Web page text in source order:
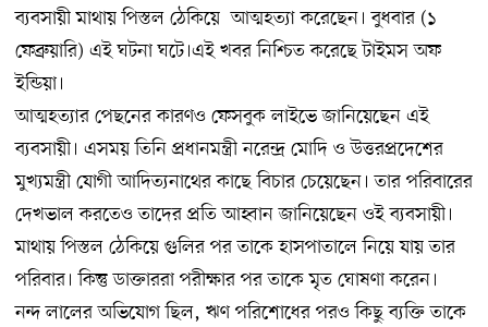
ব্যবসায়ী মাথায় পিস্তল ঠেকিয়ে আত্মহত্যা করেছেন। বুধবার (১
ফেব্রুয়ারি) এই ঘটনা ঘটে।এই খবর নিশ্চিত করেছে টাইমস অফ
ইন্ডিয়া।
আত্মহত্যার পেছনের কারণও ফেসবুক লাইভে জানিয়েছেন এই
ব্যবসায়ী। এসময় তিনি প্রধানমন্ত্রী নরেন্দ্র মোদি ও উত্তরপ্রদেশের
মুখ্যমন্ত্রী যোগী আদিত্যনাথের কাছে বিচার চেয়েছেন। তার পরিবারের
দেখভাল করতেও তাদের প্রতি আহ্বান জানিয়েছেন ওই ব্যবসায়ী।
মাথায় পিস্তল ঠেকিয়ে গুলির পর তাকে হাসপাতালে নিয়ে যায় তার
পরিবার। কিন্তু ডাক্তাররা পরীক্ষার পর তাকে মৃত ঘোষণা করেন।
নন্দ লালের অভিযোগ ছিল, ঋণ পরিশোধের পরও কিছু ব্যক্তি তাকে